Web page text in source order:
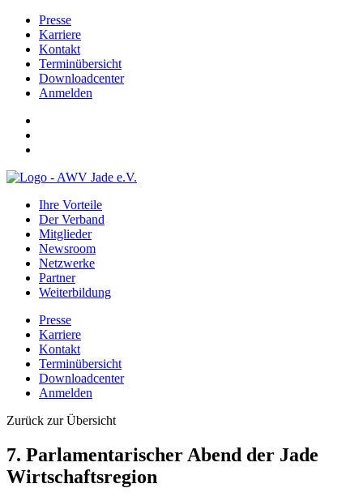
Presse
Karriere
Kontakt
Terminübersicht
Downloadcenter
Anmelden
Ihre Vorteile
Der Verband
Mitglieder
Newsroom
Netzwerke
Partner
Weiterbildung
Presse
Karriere
Kontakt
Terminübersicht
Downloadcenter
Anmelden
Zurück zur Übersicht
7. Parlamentarischer Abend der Jade
Wirtschaftsregion